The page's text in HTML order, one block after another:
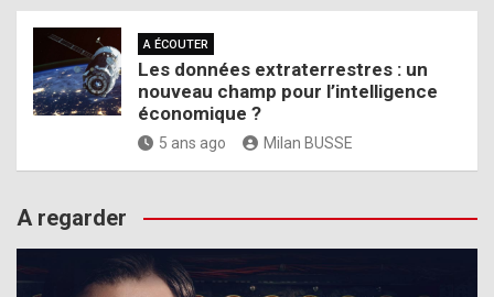
A ÉCOUTER
Les données extraterrestres : un
nouveau champ pour l’intelligence
économique ?
5 ans ago Milan BUSSE
A regarder